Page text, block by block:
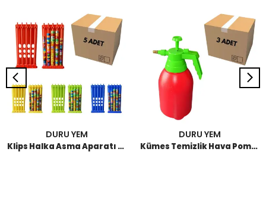
DURU YEM
Klips Halka Asma Aparatı (5 Adet)
DURU YEM
Kümes Temizlik Hava Pompası 2 LT (3 Adet)